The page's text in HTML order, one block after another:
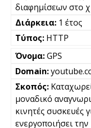
διαφημίσεων στο
1 έτος
HTTP
GPS
μοναδικό
κινητές συσκευές
ενεργοποιήσει την